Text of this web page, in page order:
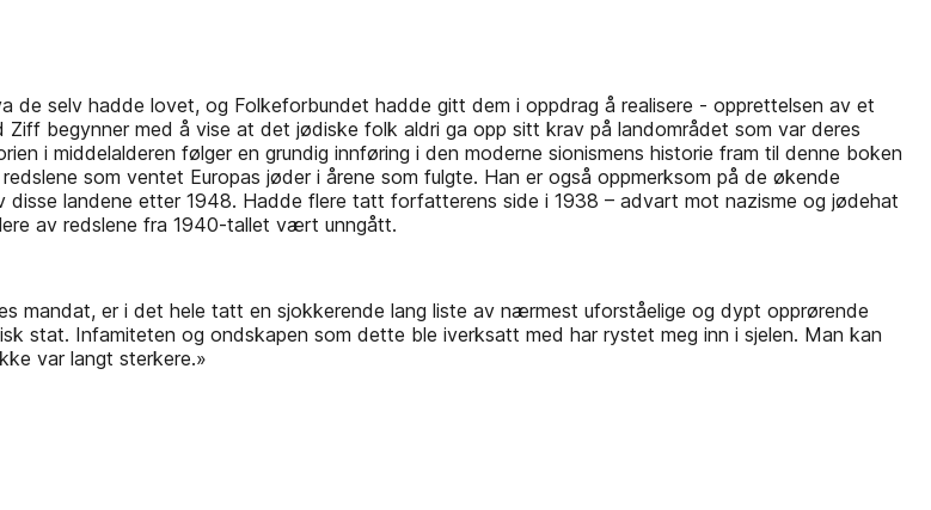
selv hadde lovet, og Folkeforbundet hadde gitt dem i oppdrag å realisere - opprettelsen av et
begynner med å vise at det jødiske folk aldri ga opp sitt krav på landområdet som var deres
i middelalderen følger en grundig innføring i den moderne sionismens historie fram til denne boken
som ventet Europas jøder i årene som fulgte. Han er også oppmerksom på de økende
disse landene etter 1948. Hadde flere tatt forfatterens side i 1938 – advart mot nazisme og jødehat
av redslene fra 1940-tallet vært unngått.
mandat, er i det hele tatt en sjokkerende lang liste av nærmest uforståelige og dypt opprørende
stat. Infamiteten og ondskapen som dette ble iverksatt med har rystet meg inn i sjelen. Man kan
var langt sterkere.»